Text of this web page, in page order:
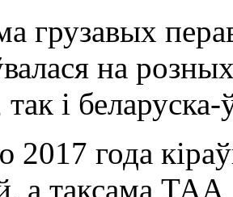
грузавых
на
і беларуска-
года
а таксама